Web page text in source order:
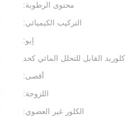
محتوى الرطوبة:
التركيب الكيميائي:
إيو:
كلوريد القابل للتحلل المائي كحد
أقصى:
اللزوجة:
الكلور غير العضوي: